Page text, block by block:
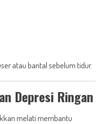
atau bantal sebelum tidur.
Depresi Ringan
melati membantu